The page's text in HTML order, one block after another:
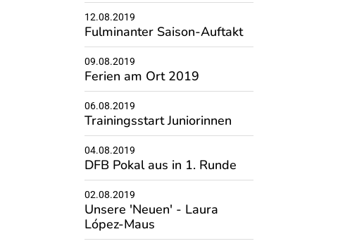
12.08.2019
Fulminanter Saison-Auftakt
09.08.2019
Ferien am Ort 2019
06.08.2019
Trainingsstart Juniorinnen
04.08.2019
DFB Pokal aus in 1. Runde
02.08.2019
Unsere 'Neuen' - Laura
López-Maus